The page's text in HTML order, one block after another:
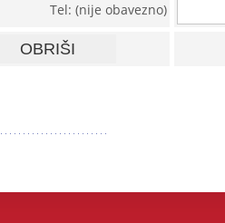
Tel: (nije obavezno)